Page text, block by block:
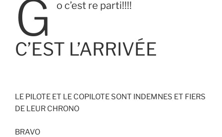
G o c’est re parti!!!!
C’EST L’ARRIVÉE
LE PILOTE ET LE COPILOTE SONT INDEMNES ET FIERS
DE LEUR CHRONO
BRAVO